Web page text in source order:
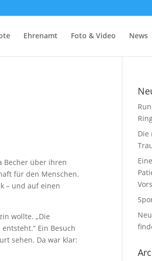
Ehrenamt Foto & Video News
Becher über ihren
für den Menschen.
– und auf einen
wollte. „Die
Ein Besuch
sehen. Da war klar:
Die